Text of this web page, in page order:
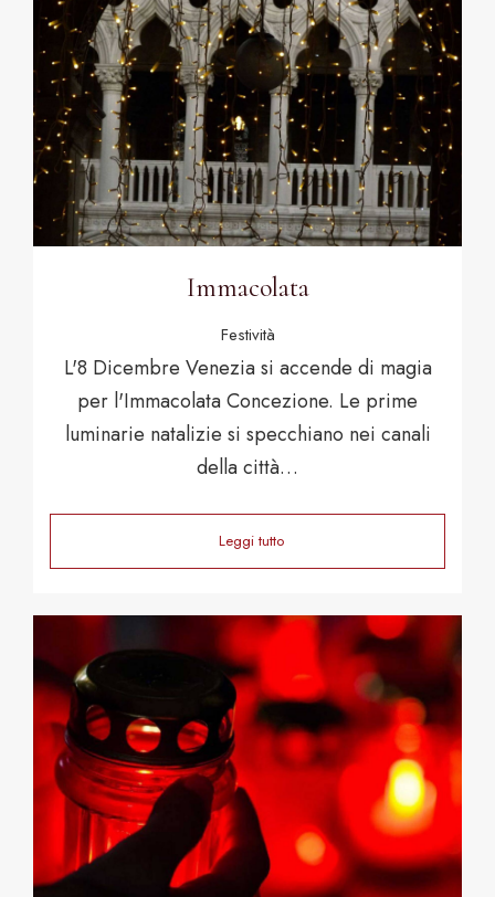
Immacolata
Festività
L'8 Dicembre Venezia si accende di magia
per l'Immacolata Concezione. Le prime
luminarie natalizie si specchiano nei canali
della città…
Leggi tutto